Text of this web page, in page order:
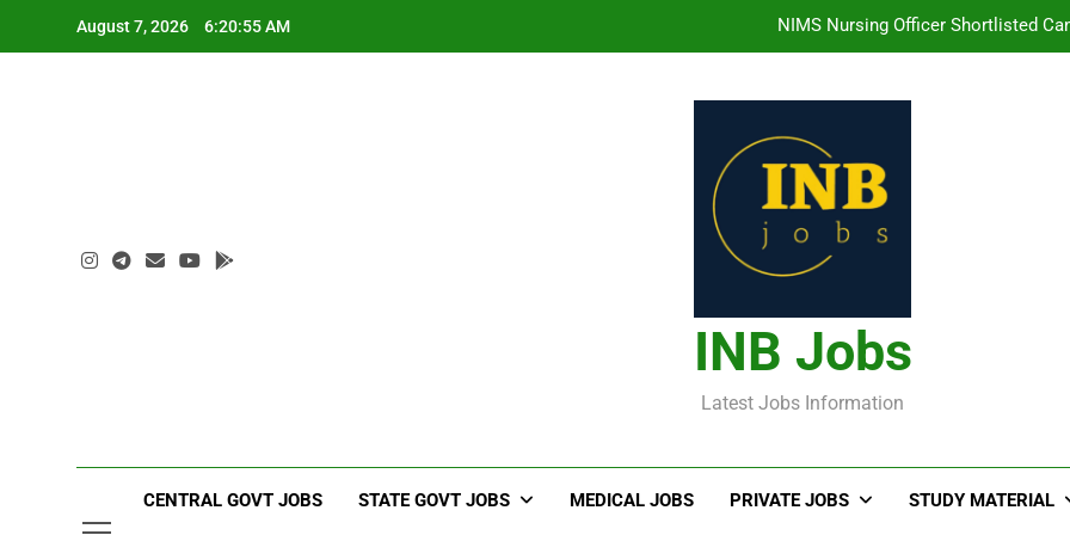
August 7, 2026 6:20:56 AM NIMS Nursing Officer Shortlisted
NIMS Nursing Officer Shortlisted
INB Jobs
Latest Jobs Information
CENTRAL GOVT JOBS STATE GOVT JOBS MEDICAL JOBS PRIVATE JOBS STUDY MATERIAL